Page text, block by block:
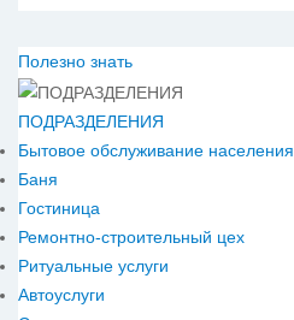
Полезно знать
ПОДРАЗДЕЛЕНИЯ
Бытовое обслуживание населения
Баня
Гостиница
Ремонтно-строительный цех
Ритуальные услуги
Автоуслуги